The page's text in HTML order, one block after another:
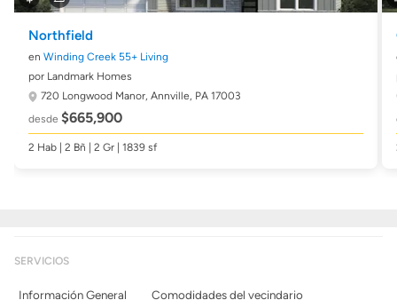
Northfield
en Winding Creek 55+ Living
por Landmark Homes
720 Longwood Manor, Annville, PA 17003
desde $665,900
2 Hab | 2 Bñ | 2 Gr | 1839 sf
SERVICIOS
Información General Comodidades del vecindario